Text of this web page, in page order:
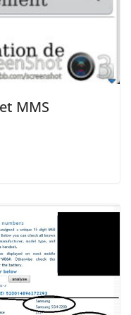
MMS